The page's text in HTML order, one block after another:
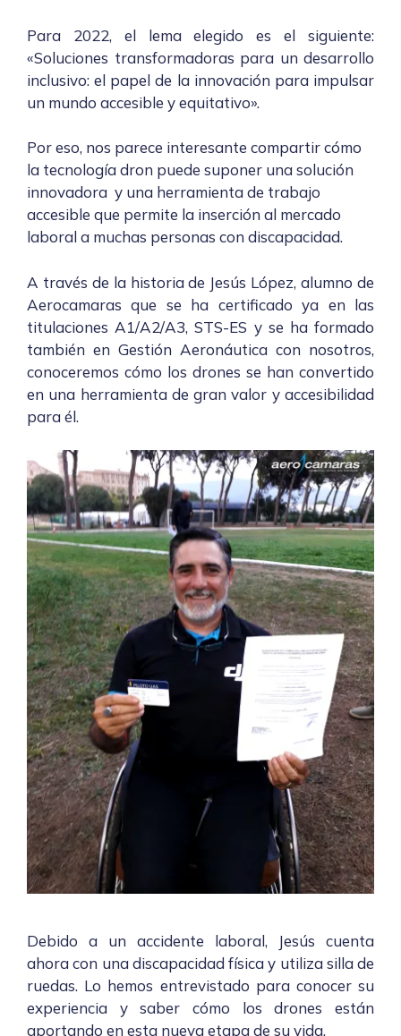
Para 2022, el lema elegido es el siguiente:
«Soluciones transformadoras para un desarrollo
inclusivo: el papel de la innovación para impulsar
un mundo accesible y equitativo».
Por eso, nos parece interesante compartir cómo
la tecnología dron puede suponer una solución
innovadora y una herramienta de trabajo
accesible que permite la inserción al mercado
laboral a muchas personas con discapacidad.
A través de la historia de Jesús López, alumno de
Aerocamaras que se ha certificado ya en las
titulaciones A1/A2/A3, STS-ES y se ha formado
también en Gestión Aeronáutica con nosotros,
conoceremos cómo los drones se han convertido
en una herramienta de gran valor y accesibilidad
para él.
Debido a un accidente laboral, Jesús cuenta
ahora con una discapacidad física y utiliza silla de
ruedas. Lo hemos entrevistado para conocer su
experiencia y saber cómo los drones están
aportando en esta nueva etapa de su vida.